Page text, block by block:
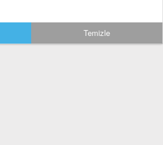
Temizle